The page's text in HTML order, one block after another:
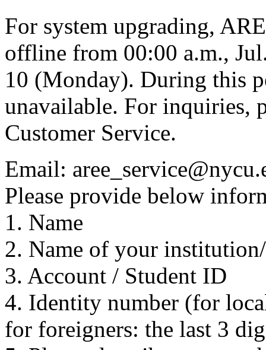
For system upgrading,
offline from 00:00 a.m.,
10 (Monday). During this
unavailable. For inquiries,
Customer Service.
Email:
Please provide below
1. Name
2. Name of your
3. Account / Student ID
4. Identity number (for
for foreigners: the last 3